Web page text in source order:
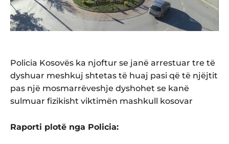
Policia Kosovës ka njoftur se janë arrestuar tre të
dyshuar meshkuj shtetas të huaj pasi që të njëjtit
pas një mosmarrëveshje dyshohet se kanë
sulmuar fizikisht viktimën mashkull kosovar
Raporti plotë nga Policia: